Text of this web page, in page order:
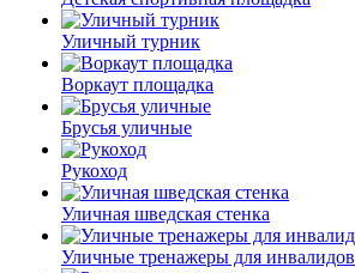
Уличный турник
Воркаут площадка
Брусья уличные
Рукоход
Уличная шведская стенка
Уличные тренажеры для инвалидов